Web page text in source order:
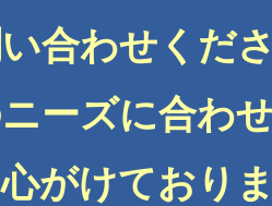
合わせくだ
ーズに合わ
がけており